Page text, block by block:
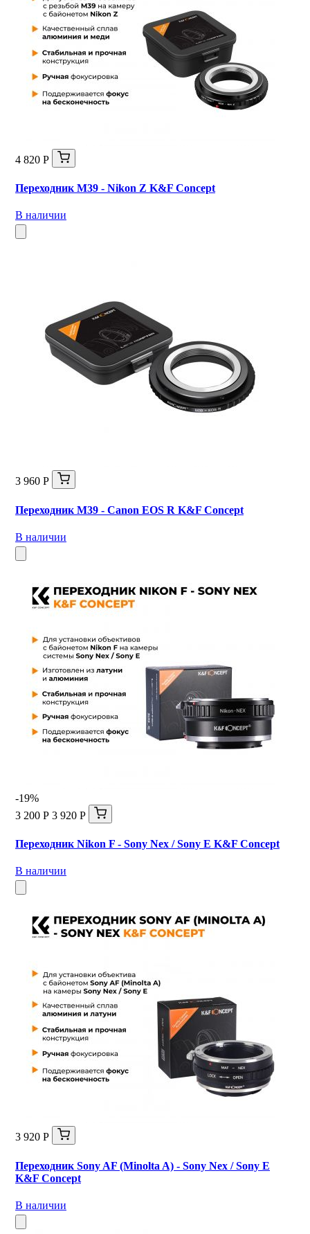
4 820 Р
Переходник M39 - Nikon Z K&F Concept
В наличии
3 960 Р
Переходник M39 - Canon EOS R K&F Concept
В наличии
-19%
3 200 Р 3 920 Р
Переходник Nikon F - Sony Nex / Sony E K&F Concept
В наличии
3 920 Р
Переходник Sony AF (Minolta A) - Sony Nex / Sony E
K&F Concept
В наличии